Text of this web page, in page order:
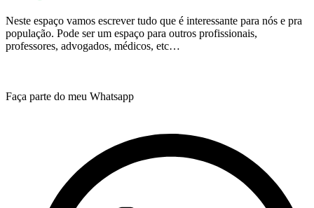
Neste espaço vamos escrever tudo que é interessante para nós e pra
população. Pode ser um espaço para outros profissionais,
professores, advogados, médicos, etc…
Faça parte do meu Whatsapp